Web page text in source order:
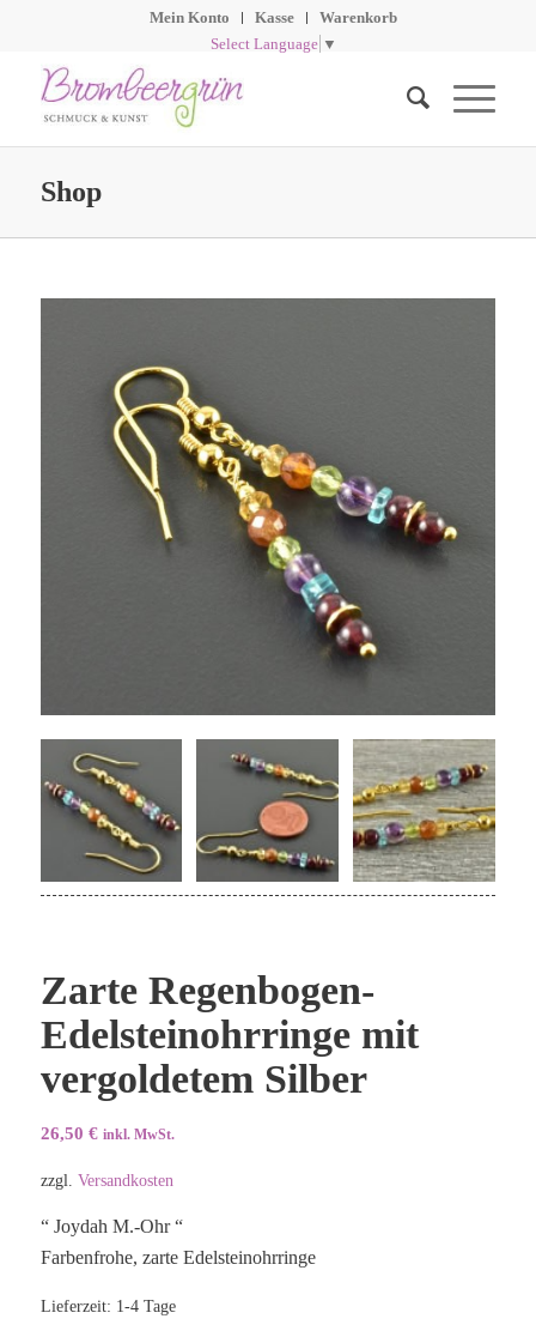
Mein Konto Kasse
Warenkorb
Select Language ▼
Shop
Zarte Regenbogen-
Edelsteinohrringe mit
vergoldetem Silber
26,50 € inkl. MwSt.
zzgl. Versandkosten
“ Joydah M.-Ohr “
Farbenfrohe, zarte Edelsteinohrringe
Lieferzeit: 1-4 Tage